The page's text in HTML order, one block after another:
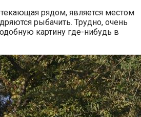
рядом, является местом
рыбачить. Трудно, очень
картину где-нибудь в